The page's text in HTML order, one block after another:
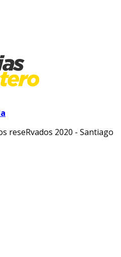
reseRvados 2020 - Santiago